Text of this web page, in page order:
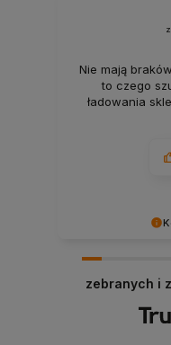
dostępność
naszego sklepu
ważne, aby
Nie mają
to czego
ładowania
zebranych i